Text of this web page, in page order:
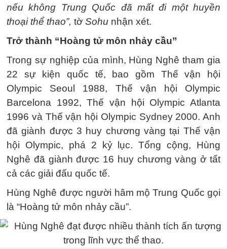
nếu không Trung Quốc đã mất đi một huyền
thoại thể thao”, tờ Sohu nhận xét.
Trở thành “Hoàng tử môn nhảy cầu”
Trong sự nghiệp của mình, Hùng Nghê tham gia
22 sự kiện quốc tế, bao gồm Thế vận hội
Olympic Seoul 1988, Thế vận hội Olympic
Barcelona 1992, Thế vận hội Olympic Atlanta
1996 và Thế vận hội Olympic Sydney 2000. Anh
đã giành được 3 huy chương vàng tại Thế vận
hội Olympic, phá 2 kỷ lục. Tổng cộng, Hùng
Nghê đã giành được 16 huy chương vàng ở tất
cả các giải đấu quốc tế.
Hùng Nghê được người hâm mộ Trung Quốc gọi
là “Hoàng tử môn nhảy cầu”.